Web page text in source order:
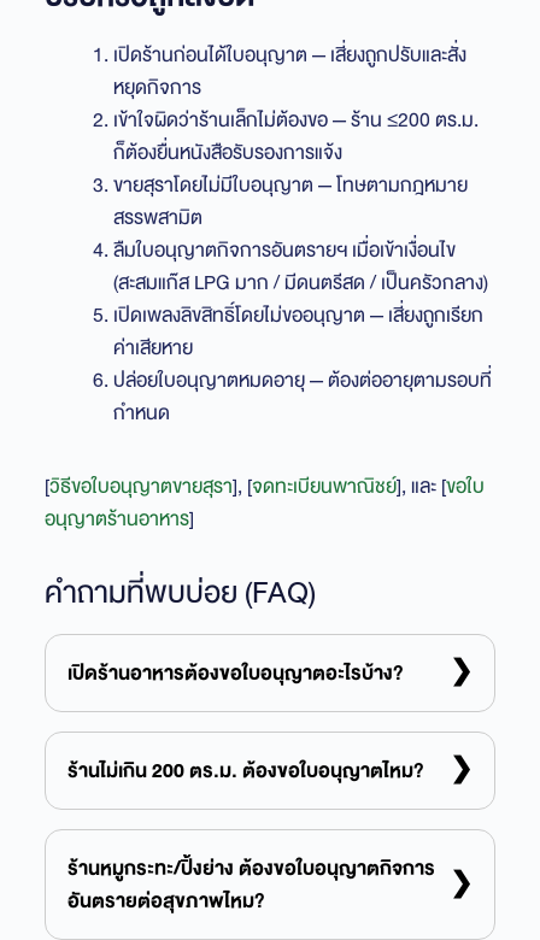
เปิดร้านก่อนได้ใบอนุญาต — เสี่ยงถูกปรับและสั่ง
หยุดกิจการ
เข้าใจผิดว่าร้านเล็กไม่ต้องขอ — ร้าน ≤200 ตร.ม.
ก็ต้องยื่นหนังสือรับรองการแจ้ง
ขายสุราโดยไม่มีใบอนุญาต — โทษตามกฎหมาย
สรรพสามิต
ลืมใบอนุญาตกิจการอันตรายฯ เมื่อเข้าเงื่อนไข
(สะสมแก๊ส LPG มาก / มีดนตรีสด / เป็นครัวกลาง)
เปิดเพลงลิขสิทธิ์โดยไม่ขออนุญาต — เสี่ยงถูกเรียก
ค่าเสียหาย
ปล่อยใบอนุญาตหมดอายุ — ต้องต่ออายุตามรอบที่
กำหนด
[วิธีขอใบอนุญาตขายสุรา], [จดทะเบียนพาณิชย์], และ [ขอใบ
อนุญาตร้านอาหาร]
คำถามที่พบบ่อย (FAQ)
เปิดร้านอาหารต้องขอใบอนุญาตอะไรบ้าง?
❯
อย่างน้อยต้องจดทะเบียนธุรกิจ และขอใบอนุญาต/
หนังสือรับรองการแจ้งสถานที่จำหน่ายอาหาร ส่วนใบ
อนุญาตขายสุราขอเพิ่มถ้าขายแอลกอฮอล์ และใบ
อนุญาตกิจการอันตรายฯ ขอเพิ่มเฉพาะบางกรณี
(สะสมแก๊สมาก/ดนตรีสด/ครัวกลาง)
ร้านไม่เกิน 200 ตร.ม. ต้องขอใบอนุญาตไหม?
❯
ต้องยื่นหนังสือรับรองการแจ้งจัดตั้งสถานที่จำหน่าย
อาหาร (ไม่ใช่ใบอนุญาตเต็มรูปแบบ) และจดทะเบียน
พาณิชย์
ร้านหมูกระทะ/ปิ้งย่าง ต้องขอใบอนุญาตกิจการ
อันตรายต่อสุขภาพไหม?
❯